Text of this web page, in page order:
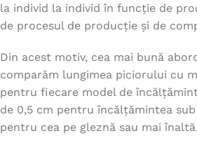
la individ la individ în funcție de
de procesul de producție și de
Din acest motiv, cea mai bună
comparăm lungimea piciorului cu
pentru fiecare model de
de 0,5 cm pentru încălțămintea sub
pentru cea pe gleznă sau mai înaltă.